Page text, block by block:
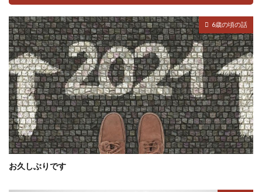
6歳の頃の話
お久しぶりです